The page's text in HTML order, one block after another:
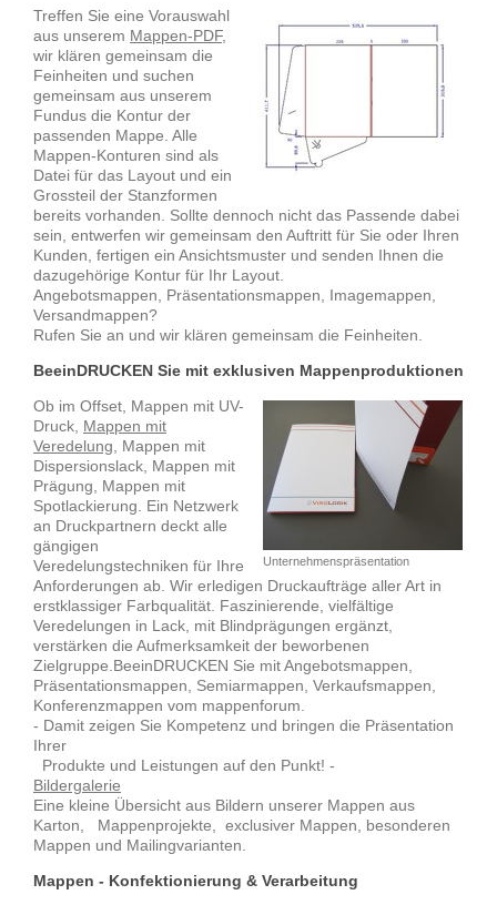
Treffen Sie eine Vorauswahl
aus unserem Mappen-PDF,
wir klären gemeinsam die
Feinheiten und suchen
gemeinsam aus unserem
Fundus die Kontur der
passenden Mappe. Alle
Mappen-Konturen sind als
Datei für das Layout und ein
Grossteil der Stanzformen
bereits vorhanden. Sollte dennoch nicht das Passende dabei
sein, entwerfen wir gemeinsam den Auftritt für Sie oder Ihren
Kunden, fertigen ein Ansichtsmuster und senden Ihnen die
dazugehörige Kontur für Ihr Layout.
Angebotsmappen, Präsentationsmappen, Imagemappen,
Versandmappen?
Rufen Sie an und wir klären gemeinsam die Feinheiten.
BeeinDRUCKEN Sie mit exklusiven Mappenproduktionen
Unternehmenspräsentation
Ob im Offset, Mappen mit UV-
Druck, Mappen mit
Veredelung , Mappen mit
Dispersionslack, Mappen mit
Prägung, Mappen mit
Spotlackierung. Ein Netzwerk
an Druckpartnern deckt alle
gängigen
Veredelungstechniken für Ihre
Anforderungen ab. Wir erledigen Druckaufträge aller Art in
erstklassiger Farbqualität. Faszinierende, vielfältige
Veredelungen in Lack, mit Blindprägungen ergänzt,
verstärken die Aufmerksamkeit der beworbenen
Zielgruppe.BeeinDRUCKEN Sie mit Angebotsmappen,
Präsentationsmappen, Semiarmappen, Verkaufsmappen,
Konferenzmappen vom mappenforum.
- Damit zeigen Sie Kompetenz und bringen die Präsentation
Ihrer
Produkte und Leistungen auf den Punkt! -
Bildergalerie
Eine kleine Übersicht aus Bildern unserer Mappen aus
Karton, Mappenprojekte, exclusiver Mappen, besonderen
Mappen und Mailingvarianten.
Mappen - Konfektionierung & Verarbeitung